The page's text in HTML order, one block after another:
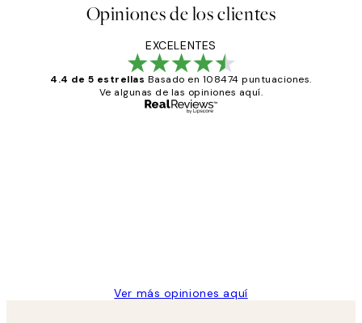
Opiniones de los clientes
EXCELENTES
4.4 de 5 estrellas Basado en 108474 puntuaciones.
Ve algunas de las opiniones aquí.
Ver más opiniones aquí